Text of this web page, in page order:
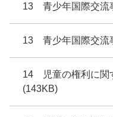
13 青少年国際交流
13 青少年国際交流
14 児童の権利に
(143KB)